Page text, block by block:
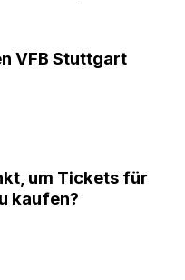
VFB Stuttgart
um Tickets für
kaufen?